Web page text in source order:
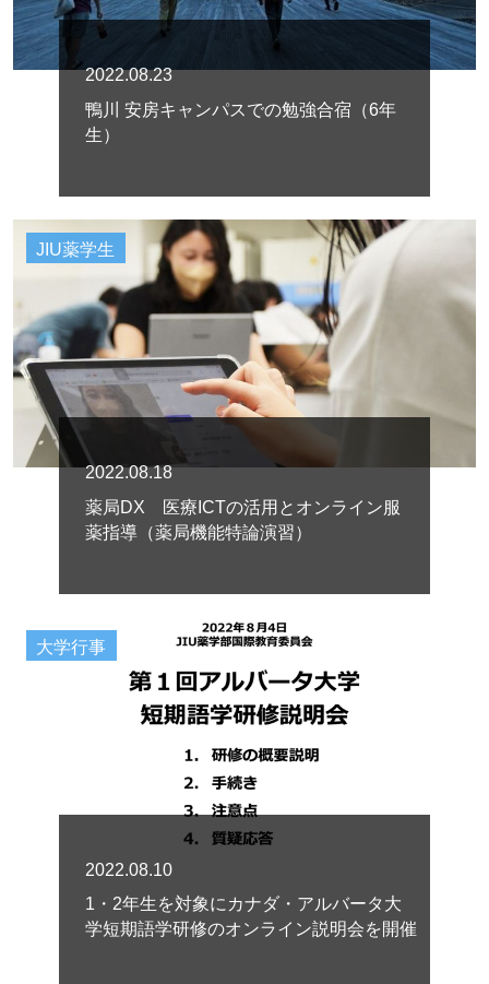
2022.08.23
鴨川 安房キャンパスでの勉強合宿（6年
生）
JIU薬学生
2022.08.18
薬局DX 医療ICTの活用とオンライン服
薬指導（薬局機能特論演習）
大学行事
2022.08.10
1・2年生を対象にカナダ・アルバータ大
学短期語学研修のオンライン説明会を開催